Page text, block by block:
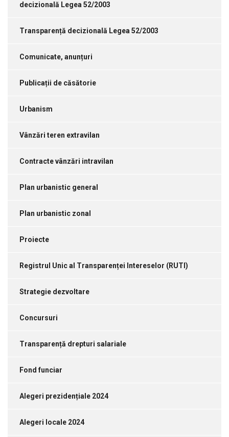
decizională Legea 52/2003
Transparență decizională Legea 52/2003
Comunicate, anunțuri
Publicații de căsătorie
Urbanism
Vânzări teren extravilan
Contracte vânzări intravilan
Plan urbanistic general
Plan urbanistic zonal
Proiecte
Registrul Unic al Transparenței Intereselor (RUTI)
Strategie dezvoltare
Concursuri
Transparență drepturi salariale
Fond funciar
Alegeri prezidențiale 2024
Alegeri locale 2024